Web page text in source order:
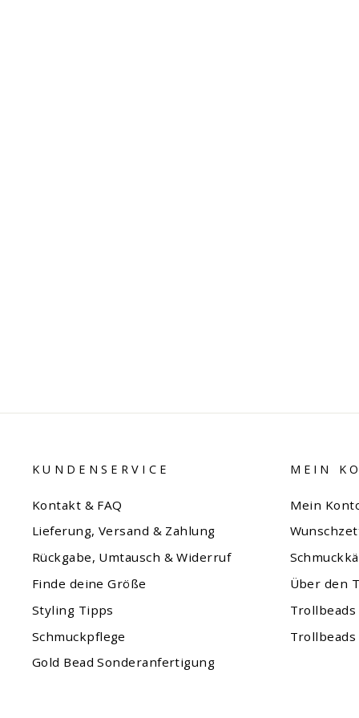
KUNDENSERVICE
Kontakt & FAQ
Lieferung, Versand & Zahlung
Rückgabe, Umtausch & Widerruf
Finde deine Größe
Styling Tipps
Schmuckpflege
Gold Bead Sonderanfertigung
MEIN
Mein
Über den
Trollbeads
Trollbeads